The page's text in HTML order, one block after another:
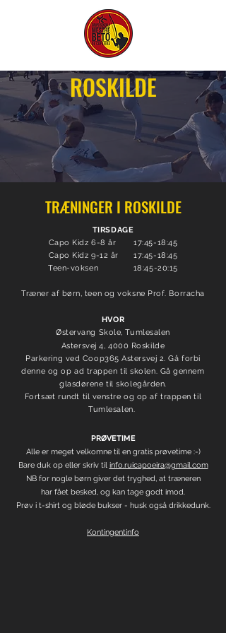
ROSKILDE
TRÆNINGER I ROSKILDE
TIRSDAGE
Capo Kidz 6-8 år 17:45-18:45
Capo Kidz 9-12 år 17:45-18:45
Teen-voksen 18:45-20:15
Træner af børn, teen og voksne Prof. Borracha
HVOR
Østervang Skole, Tumlesalen
Astersvej 4, 4000 Roskilde
Parkering ved Coop365 Astersvej 2. Gå forbi
denne og op ad trappen til skolen. Gå gennem
glasdørene til skolegården.
Fortsæt rundt til venstreog op af trappen til
Tumlesalen.
PRØVETIME
Alle er meget velkomne til en gratis prøvetime :-)
Bare duk op eller skriv til info.ruicapoeira@gmail.com
NB for nogle børn giver det tryghed, at træneren
har fået besked, og kan tage godt imod.
Prøv i t-shirt og bløde bukser - husk også drikkedunk.
Kontingentinfo